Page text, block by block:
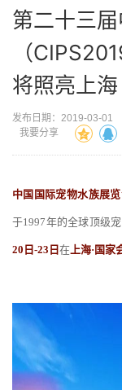
第二十三
（
将照亮上海
发布日期：2019-03-01
我要分享
中国国际宠物水族展
于1997年的全球顶级
20日-23日 在上海·国家